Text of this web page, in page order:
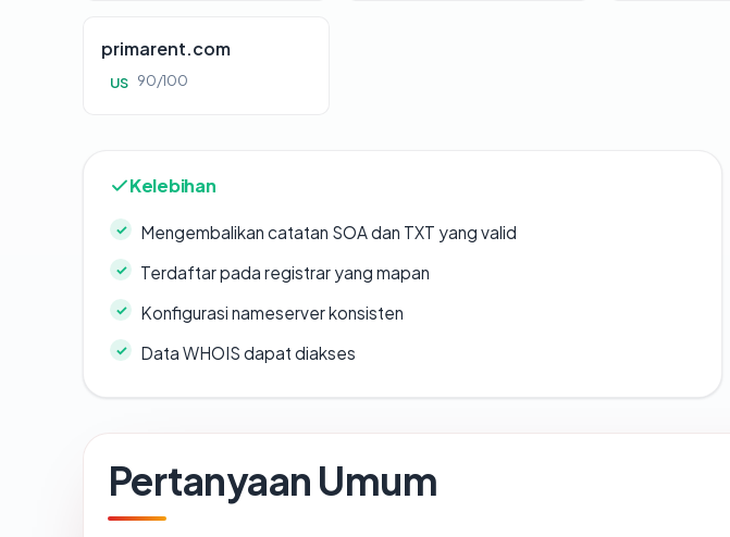
primarent.com
US 90/100
Kelebihan
Mengembalikan catatan SOA dan TXT yang valid
Terdaftar pada registrar yang mapan
Konfigurasi nameserver konsisten
Data WHOIS dapat diakses
Pertanyaan Umum